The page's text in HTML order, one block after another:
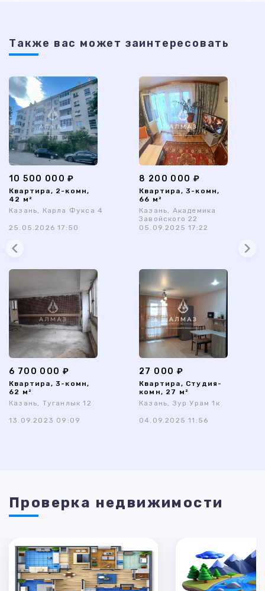
Также ваc может заинтересовать
10 500 000 ₽
Квартира, 2-комн,
42 м²
Казань, Карла Фукса 4
25.05.2026 17:50
8 200 000 ₽
Квартира, 3-комн,
66 м²
Казань, Академика
Завойского 22
05.09.2025 17:22
6 700 000 ₽
Квартира, 3-комн,
62 м²
Казань, Туганлык 12
13.09.2023 09:09
27 000 ₽
Квартира, Студия-
комн, 27 м²
Казань, Зур Урам 1к
04.09.2025 11:56
Проверка недвижимости